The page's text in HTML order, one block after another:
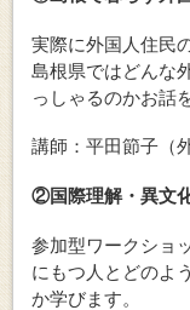
実際に外国人住民
島根県ではどんな
っしゃるのかお話
講師：平田節子（
②国際理解・異文
参加型ワークショ
にもつ人とどのよ
か学びます。